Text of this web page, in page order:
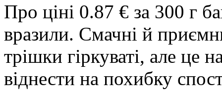
Про ціні 0.87 € за 300 г
вразили. Смачні й
трішки гіркуваті, але це
віднести на похибку